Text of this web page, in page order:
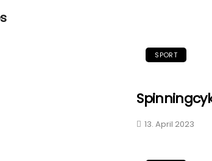
SPORT
13. April 2023